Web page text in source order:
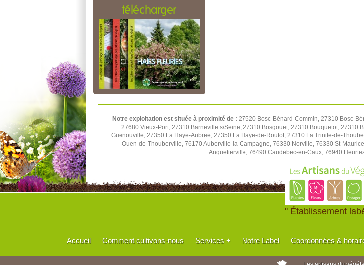
télécharger
Notre exploitation est située à proximité de : 27520 Bosc-Bénard-Commin, 27310 Bosc-
27680 Vieux-Port, 27310 Barneville s/Seine, 27310 Bosgouet, 27310 Bouquetot, 27310
Guenouville, 27350 La Haye-Aubrée, 27350 La Haye-de-Routot, 27310 La Trinité-de-
Ouen-de-Thouberville, 76170 Auberville-la-Campagne, 76330 Norville, 76330 St-
Anquetierville, 76490 Caudebec-en-Caux, 76940
" Établissement
Accueil Comment cultivons-nous Services + Notre Label Coordonnées &